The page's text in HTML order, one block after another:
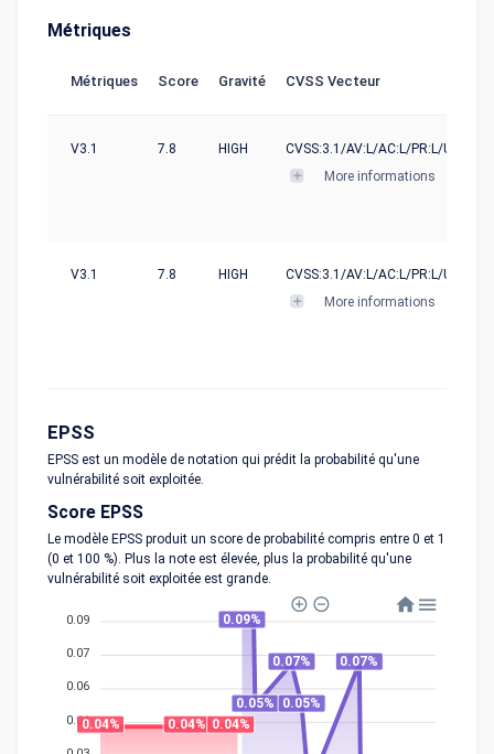
Métriques
Métriques Score Gravité CVSS Vecteur
V3.1 7.8 HIGH
CVSS:3.1/AV:L/AC:L/PR:L/UI:N/
More informations
V3.1 7.8 HIGH
CVSS:3.1/AV:L/AC:L/PR:L/UI:N/
More informations
EPSS
EPSS est un modèle de notation qui prédit la probabilité qu'une
vulnérabilité soit exploitée.
Score EPSS
Le modèle EPSS produit un score de probabilité compris entre 0 et 1
(0 et 100 %). Plus la note est élevée, plus la probabilité qu'une
vulnérabilité soit exploitée est grande.
0.09
0.07
0.06
0.040.04% 0.04% 0.04%
0.09%
0.05%
0.07%
0.05%
0.07%